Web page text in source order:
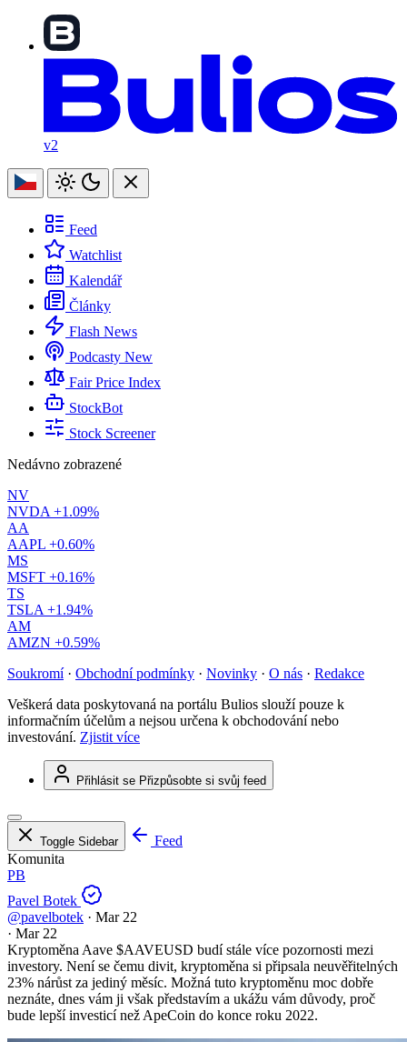
v2
Feed
Watchlist
Kalendář
Články
Flash News
Podcasty New
Fair Price Index
StockBot
Stock Screener
Nedávno zobrazené
NV
NVDA +1.09%
AA
AAPL +0.60%
MS
MSFT +0.16%
TS
TSLA +1.94%
AM
AMZN +0.59%
Soukromí · Obchodní podmínky · Novinky · O nás · Redakce
Veškerá data poskytovaná na portálu Bulios slouží pouze k
informačním účelům a nejsou určena k obchodování nebo
investování. Zjistit více
Přihlásit se Přizpůsobte si svůj feed
Toggle Sidebar
Feed
Komunita
PB
Pavel Botek
@pavelbotek · Mar 22
· Mar 22
Kryptoměna Aave $AAVEUSD budí stále více pozornosti mezi
investory. Není se čemu divit, kryptoměna si připsala neuvěřitelných
23% nárůst za jediný měsíc. Možná tuto kryptoměnu moc dobře
neznáte, dnes vám ji však představím a ukážu vám důvody, proč
bude lepší investicí než ApeCoin do konce roku 2022.